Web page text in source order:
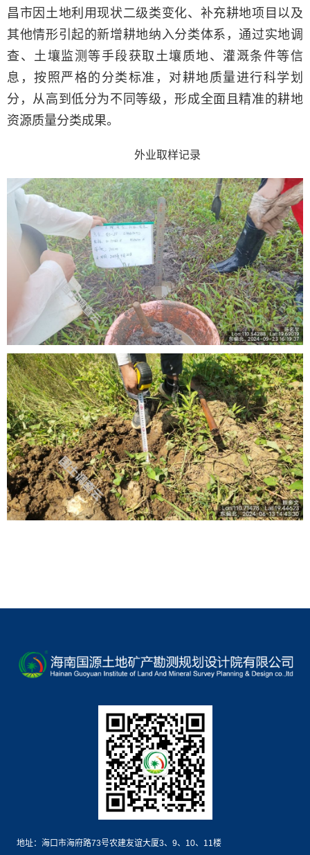
昌市因土地利用现状二级类变化、补充耕地项目以及
其他情形引起的新增耕地纳入分类体系，通过实地调
查、土壤监测等手段获取土壤质地、灌溉条件等信
息，按照严格的分类标准，对耕地质量进行科学划
分，从高到低分为不同等级，形成全面且精准的耕地
资源质量分类成果。
外业取样记录
地址：海口市海府路73号农建友谊大厦3、9、10、11楼